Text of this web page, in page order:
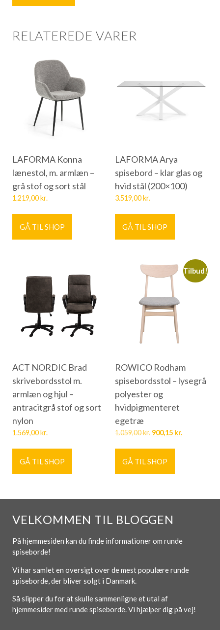
RELATEREDE VARER
LAFORMA Konna
lænestol, m. armlæn –
grå stof og sort stål
1.219,00kr.
GÅ TIL SHOP
LAFORMA Arya
spisebord – klar glas og
hvid stål (200×100)
3.519,00kr.
GÅ TIL SHOP
ACT NORDIC Brad
skrivebordsstol m.
armlæn og hjul –
antracitgrå stof og sort
nylon
1.569,00kr.
GÅ TIL SHOP
Tilbud!
ROWICO Rodham
spisebordsstol – lysegrå
polyester og
hvidpigmenteret
egetræ
1.059,00kr. 900,15 kr.
GÅ TIL SHOP
VELKOMMEN TIL BLOGGEN
På hjemmesiden kan du finde informationer om runde
spiseborde!
Vi har samlet en oversigt over de mest populære runde
spiseborde, der bliver solgt i Danmark.
Så slipper du for at skulle sammenligne et utal af
hjemmesider med runde spiseborde. Vi hjælper dig på vej!